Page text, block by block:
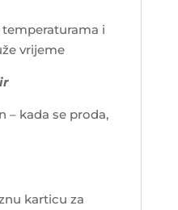
temperaturama i
vrijeme
– kada se proda,
karticu za